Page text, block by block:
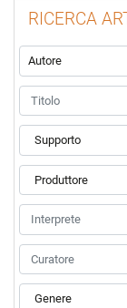
RICERCA
La modifica di